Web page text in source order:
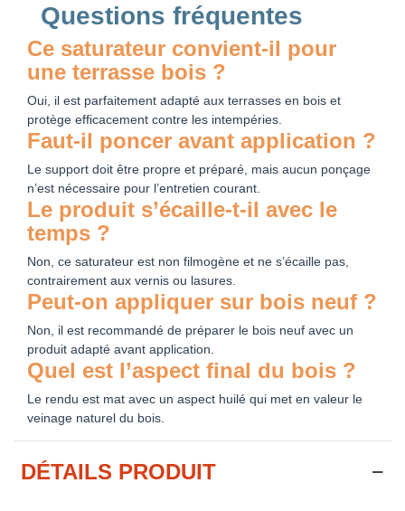
Questions fréquentes
Ce saturateur convient-il pour
une terrasse bois ?
Oui, il est parfaitement adapté aux terrasses en bois et
protège efficacement contre les intempéries.
Faut-il poncer avant application ?
Le support doit être propre et préparé, mais aucun ponçage
n’est nécessaire pour l’entretien courant.
Le produit s’écaille-t-il avec le
temps ?
Non, ce saturateur est non filmogène et ne s’écaille pas,
contrairement aux vernis ou lasures.
Peut-on appliquer sur bois neuf ?
Non, il est recommandé de préparer le bois neuf avec un
produit adapté avant application.
Quel est l’aspect final du bois ?
Le rendu est mat avec un aspect huilé qui met en valeur le
veinage naturel du bois.
DÉTAILS PRODUIT